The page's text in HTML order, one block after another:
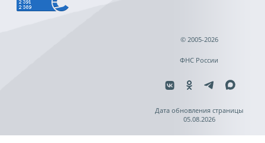
© 2005-2026
ФНС России
Дата обновления страницы
05.08.2026